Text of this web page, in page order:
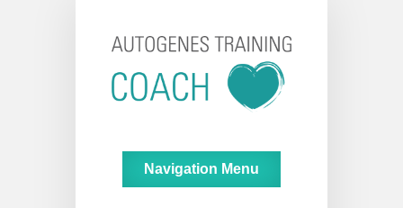
Navigation Menu